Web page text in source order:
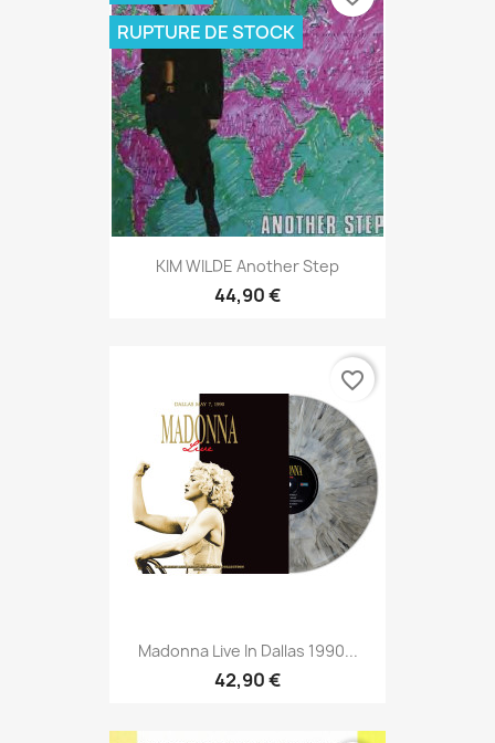
KIM WILDE Another Step
44,90 €
RUPTURE DE STOCK
Madonna Live In Dallas 1990...
42,90 €
favorite_border